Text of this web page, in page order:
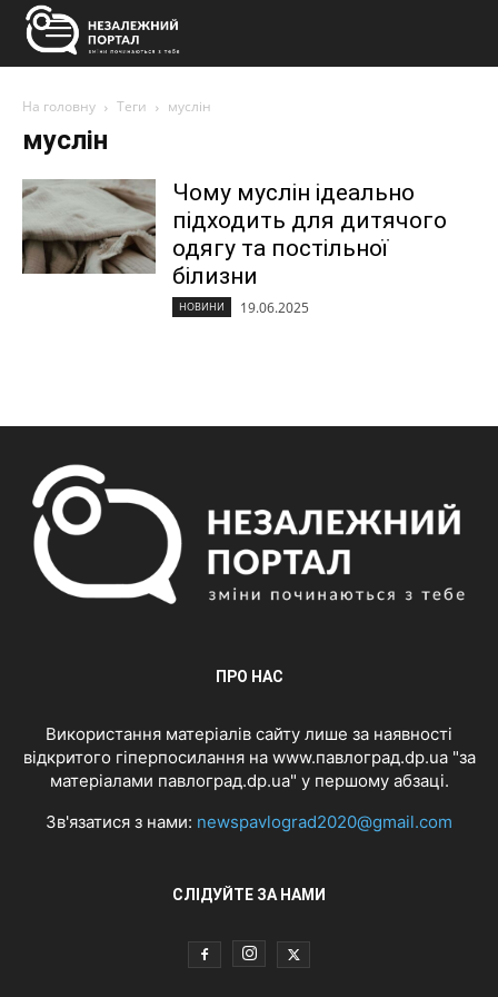
На головну Теги муслін
муслін
Чому муслін ідеально
підходить для дитячого
одягу та постільної
білизни
НОВИНИ 19.06.2025
ПРО НАС
Використання матеріалів сайту лише за наявності
відкритого гіперпосилання на www.павлоград.dp.ua "за
матеріалами павлоград.dp.ua" у першому абзаці.
Зв'язатися з нами: newspavlograd2020@gmail.com
СЛІДУЙТЕ ЗА НАМИ